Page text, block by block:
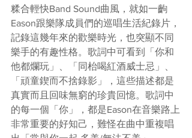
糅合輕快Band Sound曲風，就如一齣
Eason跟樂隊成員們的巡唱生活紀錄片，
記錄這幾年來的歡樂時光，也突顯不同
樂手的有趣性格。歌詞中可看到「你和
他都爛玩」、「同枱喝紅酒威士忌」、
「頑童鍥而不捨錄影」，這些描述都是
真實而且回味無窮的珍貴回憶。歌詞中
的每一個「你」，都是Eason在音樂路上
非常重要的好知己，難怪在曲中重複唱